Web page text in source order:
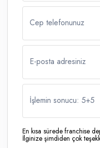
Cep telefonunuz
E-posta adresiniz
İşlemin sonucu: 5+5
En kısa sürede franchise
İlginize şimdiden çok